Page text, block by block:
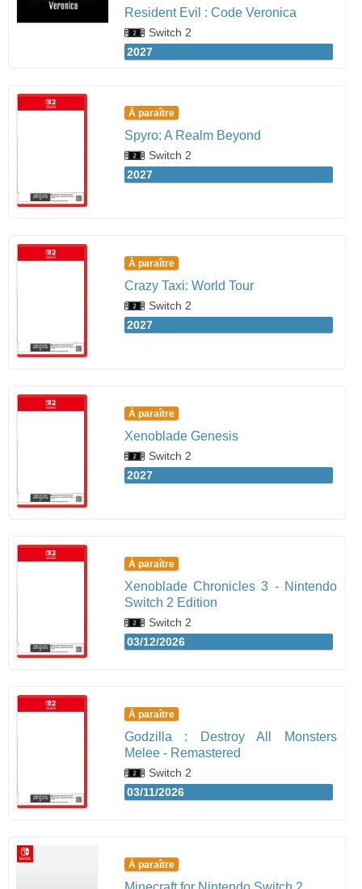
Resident Evil : Code Veronica
Switch 2
2027
À paraître
Spyro: A Realm Beyond
Switch 2
2027
À paraître
Crazy Taxi: World Tour
Switch 2
2027
À paraître
Xenoblade Genesis
Switch 2
2027
À paraître
Xenoblade Chronicles 3 - Nintendo
Switch 2 Edition
Switch 2
03/12/2026
À paraître
Godzilla : Destroy All Monsters
Melee - Remastered
Switch 2
03/11/2026
À paraître